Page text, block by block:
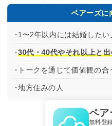
ペアーズに
1〜2年以内には結婚したい
30代・40代やそれ以上と
トークを通じて価値観の
地方住みの人
ペア
無料登